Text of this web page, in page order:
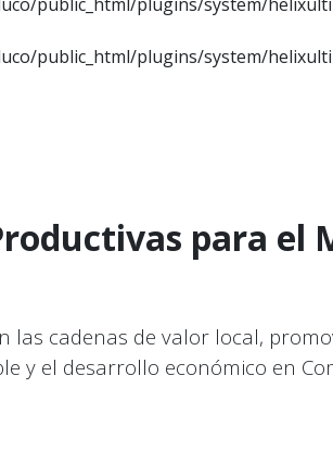
public_html/plugins/system/
para el
cadenas de valor local,
y el desarrollo económico en